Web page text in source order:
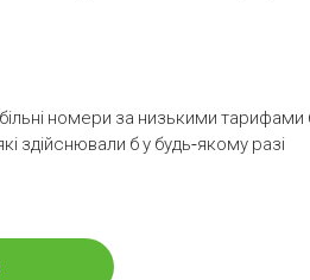
номери за низькими тарифами
здійснювали б у будь-якому разі